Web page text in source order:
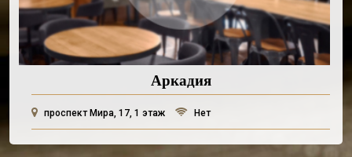
Аркадия
проспект Мира, 17, 1 этаж Нет